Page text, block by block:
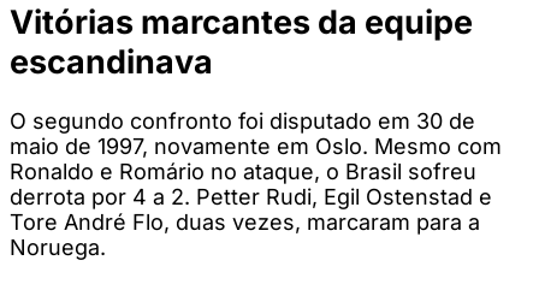
Vitórias marcantes da equipe
escandinava
O segundo confronto foi disputado em 30 de
maio de 1997, novamente em Oslo. Mesmo com
Ronaldo e Romário no ataque, o Brasil sofreu
derrota por 4 a 2. Petter Rudi, Egil Ostenstad e
Tore André Flo, duas vezes, marcaram para a
Noruega.